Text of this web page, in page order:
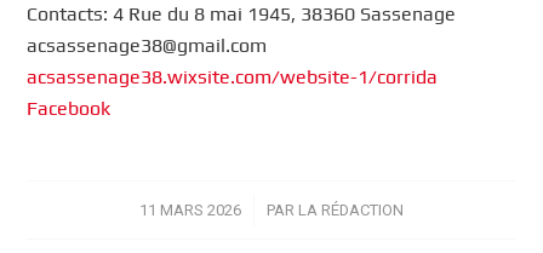
Contacts: 4 Rue du 8 mai 1945, 38360 Sassenage
acsassenage38@gmail.com
acsassenage38.wixsite.com/website-1/corrida
Facebook
11 MARS 2026
/ PAR LA RÉDACTION